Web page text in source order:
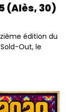
(Alès, 30)
édition du
Out, le